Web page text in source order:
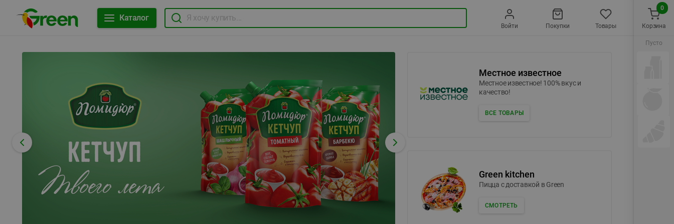
Каталог
Войти Покупки Товары
Местное известное
Местное известное! 100% вкус и
качество!
ВСЕ ТОВАРЫ
Green kitchen
Пицца c доставкой в Green
СМОТРЕТЬ
Корзина
0
Пусто